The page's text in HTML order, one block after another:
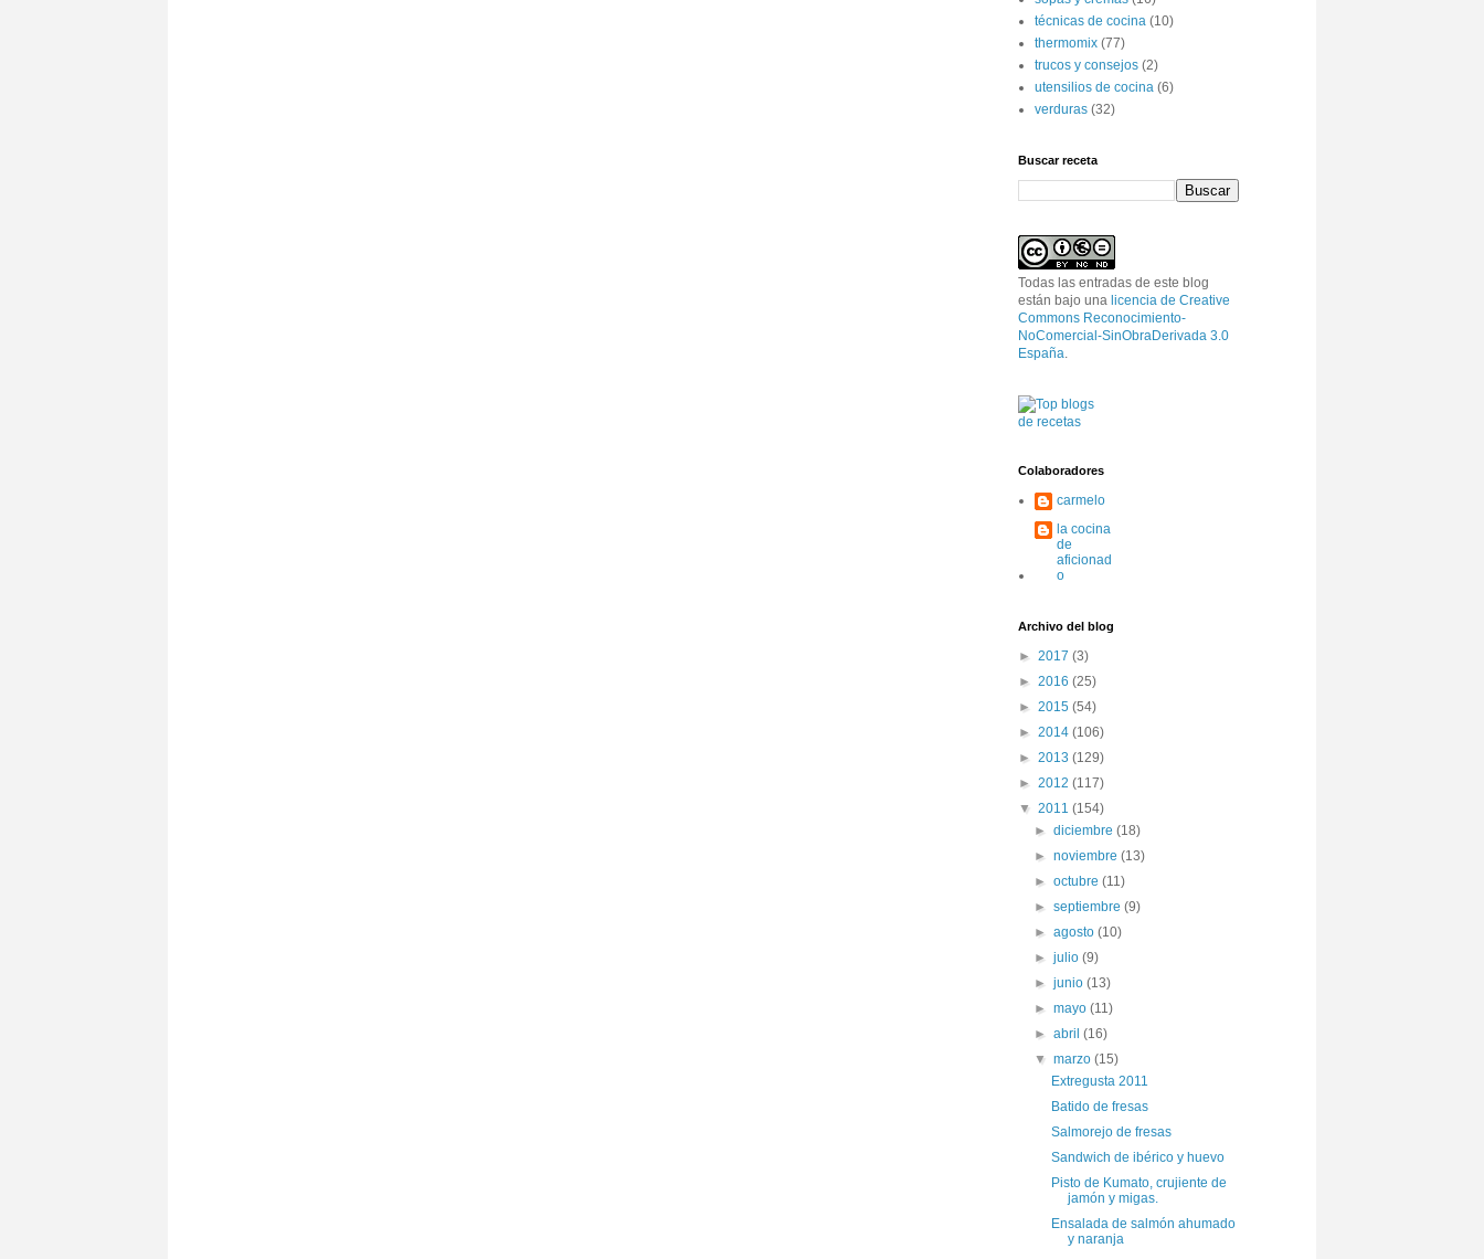
técnicas de cocina (10)
thermomix (77)
trucos y consejos (2)
utensilios de cocina (6)
verduras (32)
Buscar receta
Todas las entradas de este blog
están bajo una licencia de Creative
Commons Reconocimiento-
NoComercial-SinObraDerivada 3.0
España.
Colaboradores
carmelo
la cocina
de
aficionad
o
Archivo del blog
► 2017 (3)
► 2016 (25)
► 2015 (54)
► 2014 (106)
► 2013 (129)
► 2012 (117)
▼ 2011 (154)
►diciembre(18)
►noviembre(13)
►octubre(11)
►septiembre(9)
►agosto(10)
►julio(9)
►junio(13)
►mayo(11)
►abril(16)
▼marzo(15)
Extregusta 2011
Batido de fresas
Salmorejo de fresas
Sandwich de ibérico y huevo
Pisto de Kumato, crujiente de
jamón y migas.
Ensalada de salmón ahumado
y naranja